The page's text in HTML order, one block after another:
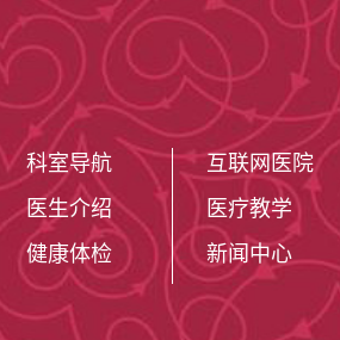
科室导航
医生介绍
健康体检
互联网医院
医疗教学
新闻中心